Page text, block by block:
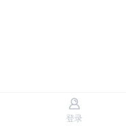
登录